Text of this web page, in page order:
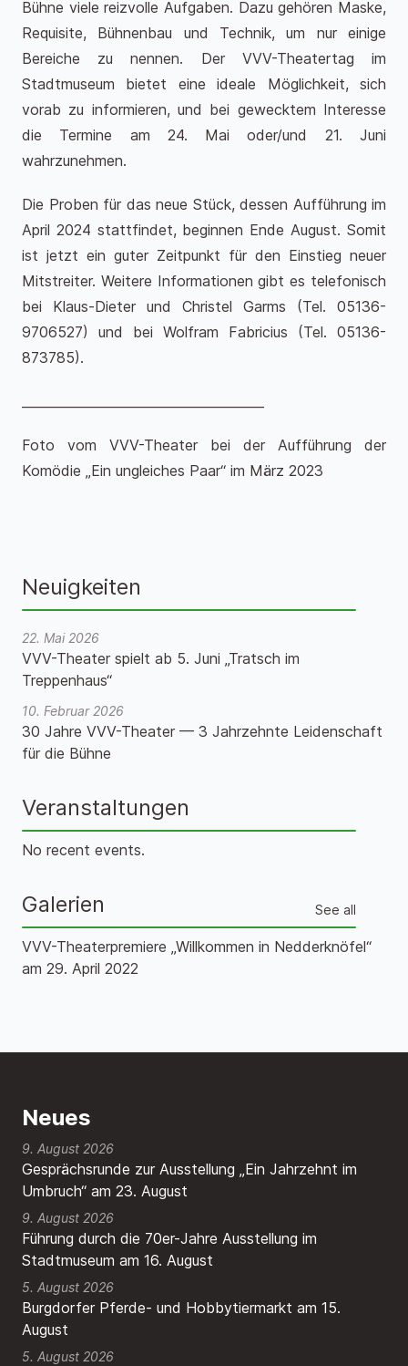
Bühne viele reizvolle Aufgaben. Dazu gehören Maske,
Requisite, Bühnenbau und Technik, um nur einige
Bereiche zu nennen. Der VVV-Theatertag im
Stadtmuseum bietet eine ideale Möglichkeit, sich
vorab zu informieren, und bei gewecktem Interesse
die Termine am 24. Mai oder/und 21. Juni
wahrzunehmen.
Die Proben für das neue Stück, dessen Aufführung im
April 2024 stattfindet, beginnen Ende August. Somit
ist jetzt ein guter Zeitpunkt für den Einstieg neuer
Mitstreiter. Weitere Informationen gibt es telefonisch
bei Klaus-Dieter und Christel Garms (Tel. 05136-
9706527) und bei Wolfram Fabricius (Tel. 05136-
873785).
Foto vom VVV-Theater bei der Aufführung der
Komödie „Ein ungleiches Paar“ im März 2023
Neuigkeiten
22. Mai 2026
VVV-Theater spielt ab 5. Juni „Tratsch im
Treppenhaus“
10. Februar 2026
30 Jahre VVV-Theater — 3 Jahrzehnte Leidenschaft
für die Bühne
Veranstaltungen
No recent events.
Galerien See all
VVV-Theaterpremiere „Willkommen in Nedderknöfel“
am 29. April 2022
Neues
Gesprächsrunde zur Ausstellung „Ein Jahrzehnt im
Umbruch“ am 23. August
9. August 2026
Führung durch die 70er-Jahre Ausstellung im
Stadtmuseum am 16. August
9. August 2026
Burgdorfer Pferde- und Hobbytiermarkt am 15.
August
5. August 2026
5. August 2026